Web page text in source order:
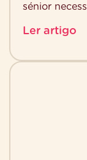
sénior
[…]
Ler artigo